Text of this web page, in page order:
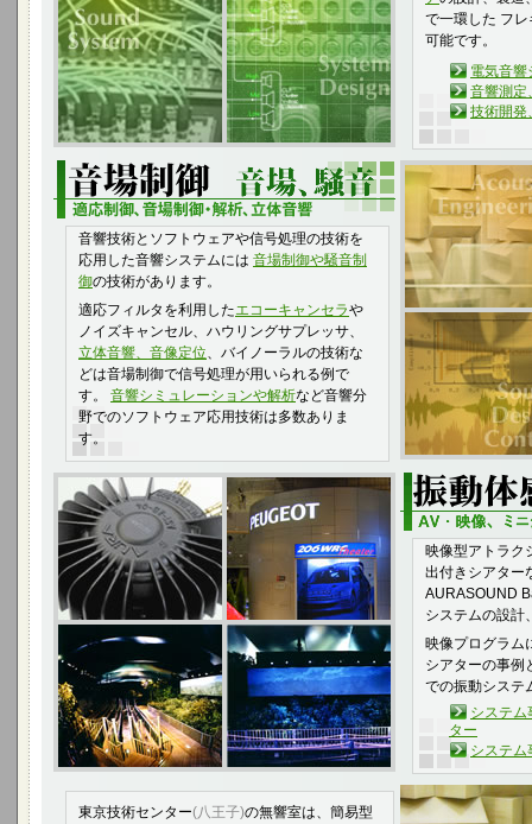
で一環した フ
可能です。
電気音響
音響測定
技術開発
音響技術とソフトウェアや信号処理の技術を
応用した音響システムには 音場制御や騒音制
御の技術があります。
適応フィルタを利用したエコーキャンセラや
ノイズキャンセル、ハウリングサプレッサ、
立体音響、音像定位、バイノーラルの技術な
どは音場制御で信号処理が用いられる例で
す。 音響シミュレーションや解析など音響分
野でのソフトウェア応用技術は多数ありま
す。
映像型アトラク
出付きシアター
AURASOUND
システムの設計
映像プログラム
シアターの事例
での振動システ
システ
ター
システム
東京技術センター(八王子)の無響室は、簡易型